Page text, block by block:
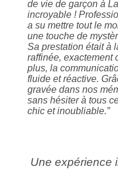
de vie de garçon à
incroyable !
a su mettre tout le
une touche de
Sa prestation était à
raffinée, exactement
plus, la
fluide et réactive.
gravée dans nos
sans hésiter à tous
chic et inoubliable.”
Une expérience